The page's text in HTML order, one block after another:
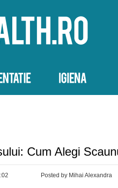
Cum Alegi
Posted by Mihai Alexandra